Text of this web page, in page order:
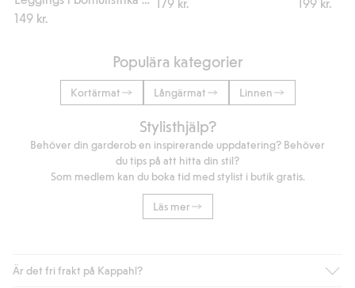
149 kr.
Populära kategorier
Kortärmat Långärmat Linnen
Stylisthjälp?
Behöver din garderob en inspirerande uppdatering? Behöver
du tips på att hitta din stil?
Som medlem kan du boka tid med stylist i butik gratis.
Läs mer
Är det fri frakt på Kappahl?